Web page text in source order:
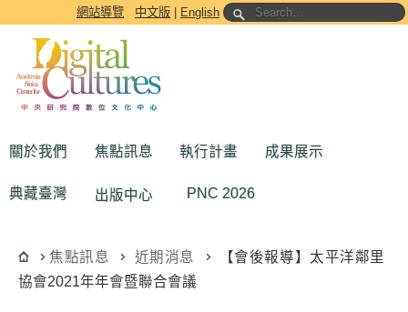
跳到主要內容區塊網站導覽 中文版 English
關於我們 焦點訊息 執行計畫 成果展示
典藏臺灣 出版中心 PNC 2026
焦點訊息 近期消息
【會後報導】太平洋鄰里
協會2021年年會暨聯合會議